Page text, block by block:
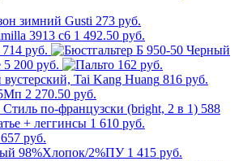
273 руб.
1 492.50 руб.
714 руб.
5 200 руб.
162 руб.
816 руб.
2 270.50 руб.
588
1 610 руб.
657 руб.
1 415 руб.